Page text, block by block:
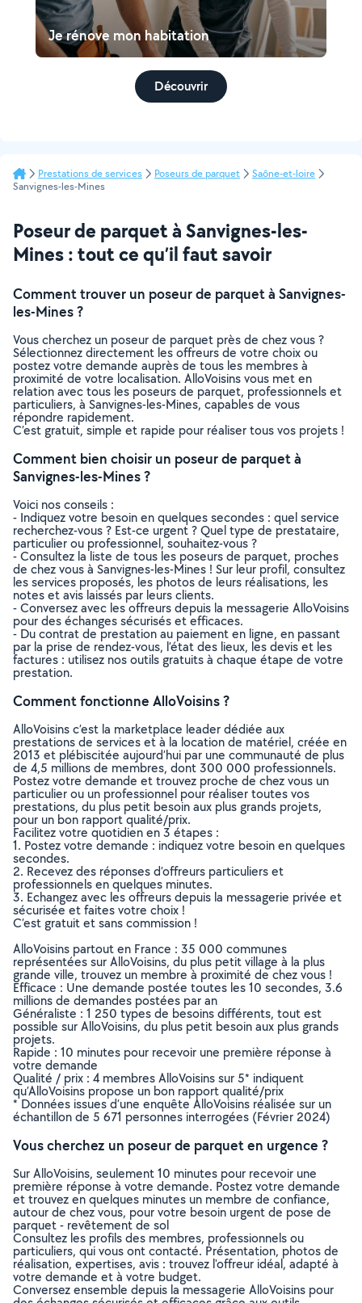
Je rénove mon habitation
Découvrir
Prestations de services Poseurs de parquet
Saône-et-loire
Sanvignes-les-Mines
Poseur de parquet à Sanvignes-les-
Mines : tout ce qu’il faut savoir
Comment trouver un poseur de parquet à Sanvignes-
les-Mines ?
Vous cherchez un poseur de parquet près de chez vous ?
Sélectionnez directement les offreurs de votre choix ou
postez votre demande auprès de tous les membres à
proximité de votre localisation. AlloVoisins vous met en
relation avec tous les poseurs de parquet, professionnels et
particuliers, à Sanvignes-les-Mines, capables de vous
répondre rapidement.
C’est gratuit, simple et rapide pour réaliser tous vos projets !
Comment bien choisir un poseur de parquet à
Sanvignes-les-Mines ?
Voici nos conseils :
- Indiquez votre besoin en quelques secondes : quel service
recherchez-vous ? Est-ce urgent ? Quel type de prestataire,
particulier ou professionnel, souhaitez-vous ?
- Consultez la liste de tous les poseurs de parquet, proches
de chez vous à Sanvignes-les-Mines ! Sur leur profil, consultez
les services proposés, les photos de leurs réalisations, les
notes et avis laissés par leurs clients.
- Conversez avec les offreurs depuis la messagerie AlloVoisins
pour des échanges sécurisés et efficaces.
- Du contrat de prestation au paiement en ligne, en passant
par la prise de rendez-vous, l’état des lieux, les devis et les
factures : utilisez nos outils gratuits à chaque étape de votre
prestation.
Comment fonctionne AlloVoisins ?
AlloVoisins c’est la marketplace leader dédiée aux
prestations de services et à la location de matériel, créée en
2013 et plébiscitée aujourd’hui par une communauté de plus
de 4,5 millions de membres, dont 300 000 professionnels.
Postez votre demande et trouvez proche de chez vous un
particulier ou un professionnel pour réaliser toutes vos
prestations, du plus petit besoin aux plus grands projets,
pour un bon rapport qualité/prix.
Facilitez votre quotidien en 3 étapes :
1. Postez votre demande : indiquez votre besoin en quelques
secondes.
2. Recevez des réponses d’offreurs particuliers et
professionnels en quelques minutes.
3. Echangez avec les offreurs depuis la messagerie privée et
sécurisée et faites votre choix !
C’est gratuit et sans commission !
AlloVoisins partout en France : 35 000 communes
représentées sur AlloVoisins, du plus petit village à la plus
grande ville, trouvez un membre à proximité de chez vous !
Efficace : Une demande postée toutes les 10 secondes, 3.6
millions de demandes postées par an
Généraliste : 1 250 types de besoins différents, tout est
possible sur AlloVoisins, du plus petit besoin aux plus grands
projets.
Rapide : 10 minutes pour recevoir une première réponse à
votre demande
Qualité / prix : 4 membres AlloVoisins sur 5* indiquent
qu’AlloVoisins propose un bon rapport qualité/prix
* Données issues d’une enquête AlloVoisins réalisée sur un
échantillon de 5 671 personnes interrogées (Février 2024)
Vous cherchez un poseur de parquet en urgence ?
Sur AlloVoisins, seulement 10 minutes pour recevoir une
première réponse à votre demande. Postez votre demande
et trouvez en quelques minutes un membre de confiance,
autour de chez vous, pour votre besoin urgent de pose de
parquet - revêtement de sol
Consultez les profils des membres, professionnels ou
particuliers, qui vous ont contacté. Présentation, photos de
réalisation, expertises, avis : trouvez l'offreur idéal, adapté à
votre demande et à votre budget.
Conversez ensemble depuis la messagerie AlloVoisins pour